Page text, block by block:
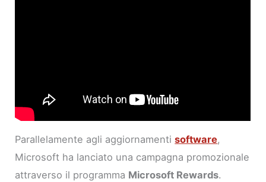
Parallelamente agli aggiornamentisoftware,
Microsoft ha lanciato una campagna promozionale
attraverso il programma Microsoft Rewards.